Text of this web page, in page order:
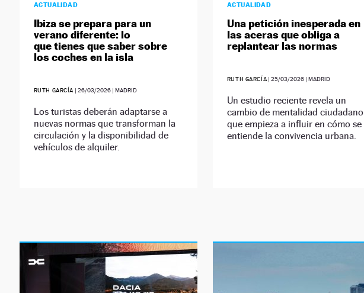
ACTUALIDAD
Ibiza se prepara para un
verano diferente: lo
que tienes que saber sobre
los coches en la isla
RUTH GARCÍA |26/03/2026 | MADRID
Los turistas deberán adaptarse a
nuevas normas que transforman la
circulación y la disponibilidad de
vehículos de alquiler.
ACTUALIDAD
Una petición inesperada en
las aceras que obliga a
replantear las normas
RUTH GARCÍA |25/03/2026 | MADRID
Un estudio reciente revela un
cambio de mentalidad ciudadano
que empieza a influir en cómo se
entiende la convivencia urbana.